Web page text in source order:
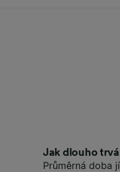
Jak dlouho
Průměrná doba